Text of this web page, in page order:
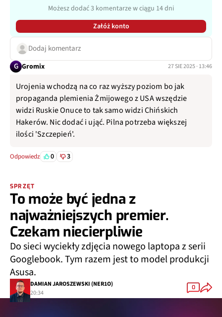
Możesz dodać 3 komentarze w ciągu 14 dni
Załóż konto
Dodaj komentarz
G Gromix 27 SIE 2025 · 13:46
Urojenia wchodzą na co raz wyższy poziom bo jak
propaganda plemienia Żmijowego z USA wszędzie
widzi Ruskie Onuce to tak samo widzi Chińskich
Hakerów. Nic dodać i ująć. Pilna potrzeba większej
ilości 'Szczepień'.
Odpowiedz 0 3
SPRZĘT
To może być jedna z
najważniejszych premier.
Czekam niecierpliwie
Do sieci wyciekły zdjęcia nowego laptopa z serii
Googlebook. Tym razem jest to model produkcji
Asusa.
DAMIAN JAROSZEWSKI (NER1O)
20:34
0